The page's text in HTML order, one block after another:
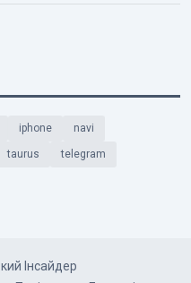
iphone navi
taurus telegram
Інсайдер